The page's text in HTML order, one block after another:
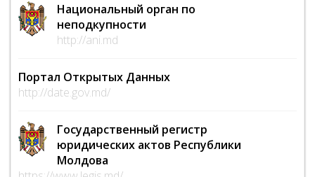
Национальный орган по
неподкупности
http://ani.md
Портал Открытых Данных
http://date.gov.md/
Государственный регистр
юридических актов Республики
Молдова